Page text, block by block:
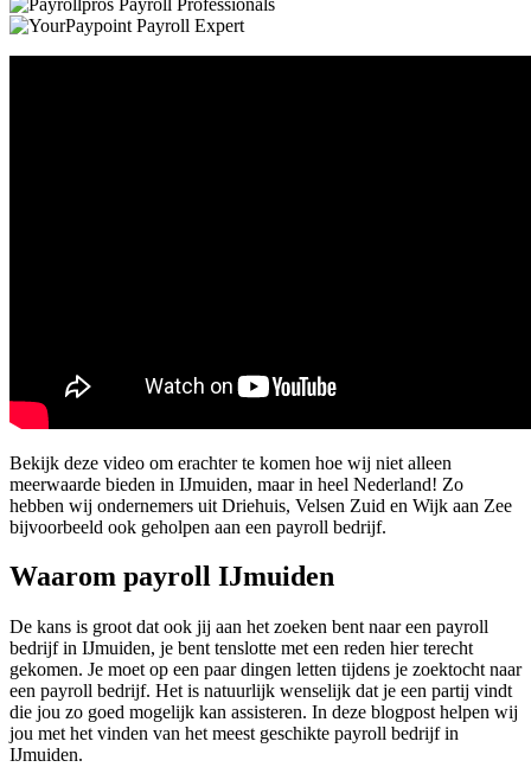
Bekijk deze video om erachter te komen hoe wij niet alleen
meerwaarde bieden in IJmuiden, maar in heel Nederland! Zo
hebben wij ondernemers uit Driehuis, Velsen Zuid en Wijk aan Zee
bijvoorbeeld ook geholpen aan een payroll bedrijf.
Waarom payroll IJmuiden
De kans is groot dat ook jij aan het zoeken bent naar een payroll
bedrijf in IJmuiden, je bent tenslotte met een reden hier terecht
gekomen. Je moet op een paar dingen letten tijdens je zoektocht naar
een payroll bedrijf. Het is natuurlijk wenselijk dat je een partij vindt
die jou zo goed mogelijk kan assisteren. In deze blogpost helpen wij
jou met het vinden van het meest geschikte payroll bedrijf in
IJmuiden.